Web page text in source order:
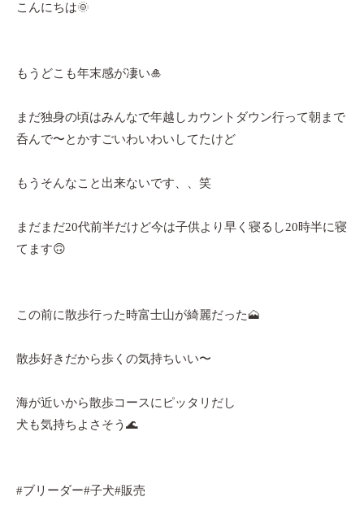
こんにちは🌞
もうどこも年末感が凄い🎍
まだ独身の頃はみんなで年越しカウントダウン行って朝まで
呑んで〜とかすごいわいわいしてたけど
もうそんなこと出来ないです、、笑
まだまだ20代前半だけど今は子供より早く寝るし20時半に寝
てます🙃
この前に散歩行った時富士山が綺麗だった🗻
散歩好きだから歩くの気持ちいい〜
海が近いから散歩コースにピッタリだし
犬も気持ちよさそう🌊
#ブリーダー#子犬#販売